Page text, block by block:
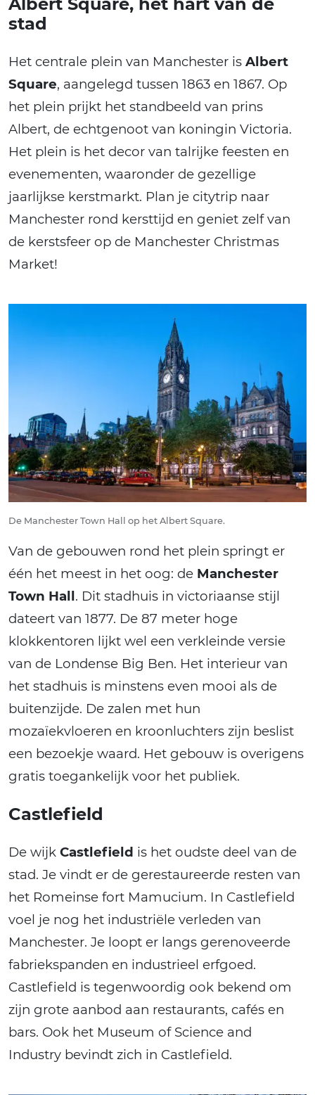
stad
Het centrale plein van Manchester is Albert
Square, aangelegd tussen 1863 en 1867. Op
het plein prijkt het standbeeld van prins
Albert, de echtgenoot van koningin Victoria.
Het plein is het decor van talrijke feesten en
evenementen, waaronder de gezellige
jaarlijkse kerstmarkt. Plan je citytrip naar
Manchester rond kersttijd en geniet zelf van
de kerstsfeer op de Manchester Christmas
Market!
De Manchester Town Hall op het Albert Square.
Van de gebouwen rond het plein springt er
één het meest in het oog: de Manchester
Town Hall. Dit stadhuis in victoriaanse stijl
dateert van 1877. De 87 meter hoge
klokkentoren lijkt wel een verkleinde versie
van de Londense Big Ben. Het interieur van
het stadhuis is minstens even mooi als de
buitenzijde. De zalen met hun
mozaïekvloeren en kroonluchters zijn beslist
een bezoekje waard. Het gebouw is overigens
gratis toegankelijk voor het publiek.
Castlefield
De wijk Castlefield is het oudste deel van de
stad. Je vindt er de gerestaureerde resten van
het Romeinse fort Mamucium. In Castlefield
voel je nog het industriële verleden van
Manchester. Je loopt er langs gerenoveerde
fabriekspanden en industrieel erfgoed.
Castlefield is tegenwoordig ook bekend om
zijn grote aanbod aan restaurants, cafés en
bars. Ook het Museum of Science and
Industry bevindt zich in Castlefield.